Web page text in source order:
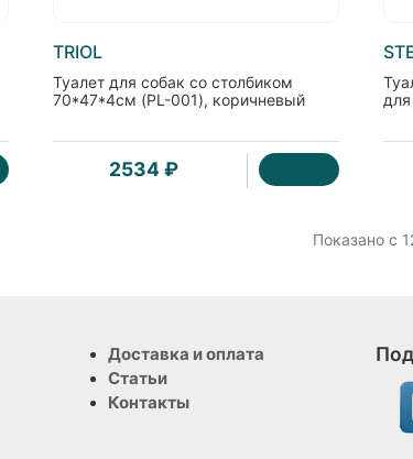
TRIOL
Туалет для собак со столбиком
70*47*4см (PL-001), коричневый
2534 ₽
Показано с
Доставка и оплата
Статьи
Контакты